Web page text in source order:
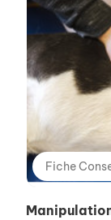
Fiche